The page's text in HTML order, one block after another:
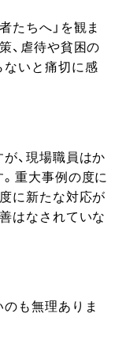
たちへ」を観ま
、虐待や貧困の
ないと痛切に感
、現場職員はか
重大事例の度に
に新たな対応が
はなされていな
も無理ありま